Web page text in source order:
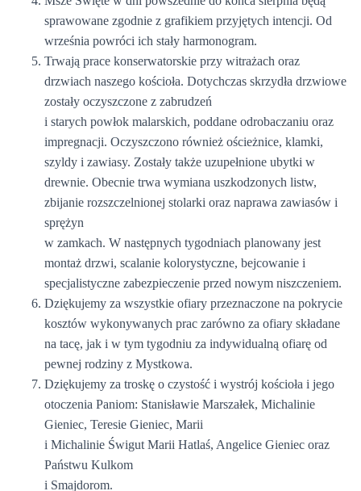
sprawowane zgodnie z grafikiem przyjętych intencji. Od
września powróci ich stały harmonogram.
Trwają prace konserwatorskie przy witrażach oraz
drzwiach naszego kościoła. Dotychczas skrzydła drzwiowe
zostały oczyszczone z zabrudzeń
i starych powłok malarskich, poddane odrobaczaniu oraz
impregnacji. Oczyszczono również ościeżnice, klamki,
szyldy i zawiasy. Zostały także uzupełnione ubytki w
drewnie. Obecnie trwa wymiana uszkodzonych listw,
zbijanie rozszczelnionej stolarki oraz naprawa zawiasów i
sprężyn
w zamkach. W następnych tygodniach planowany jest
montaż drzwi, scalanie kolorystyczne, bejcowanie i
specjalistyczne zabezpieczenie przed nowym niszczeniem.
Dziękujemy za wszystkie ofiary przeznaczone na pokrycie
kosztów wykonywanych prac zarówno za ofiary składane
na tacę, jak i w tym tygodniu za indywidualną ofiarę od
pewnej rodziny z Mystkowa.
Dziękujemy za troskę o czystość i wystrój kościoła i jego
otoczenia Paniom: Stanisławie Marszałek, Michalinie
Gieniec, Teresie Gieniec, Marii
i Michalinie Świgut Marii Hatlaś, Angelice Gieniec oraz
Państwu Kulkom
i Smajdorom.